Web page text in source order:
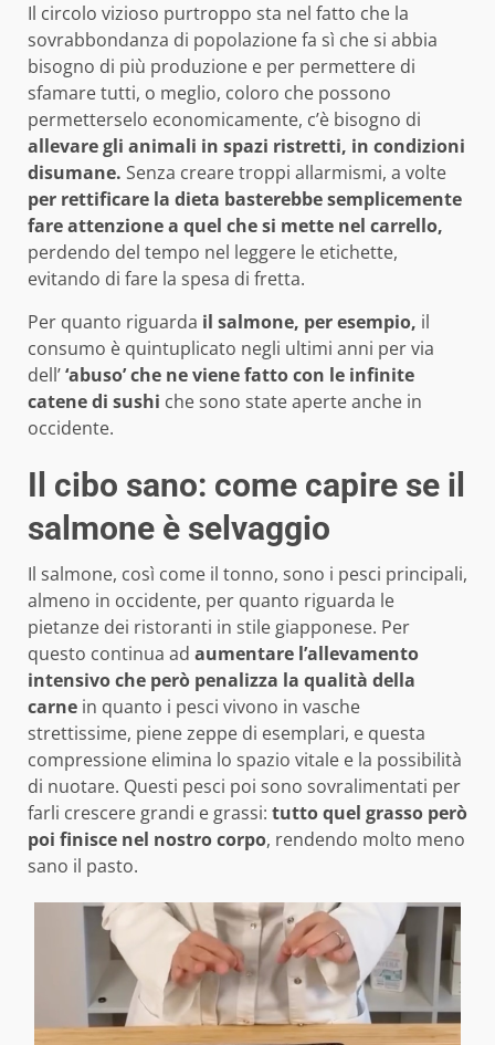
Il circolo vizioso purtroppo sta nel fatto che la
sovrabbondanza di popolazione fa sì che si abbia
bisogno di più produzione e per permettere di
sfamare tutti, o meglio, coloro che possono
permetterselo economicamente, c’è bisogno di
allevare gli animali in spazi ristretti, in condizioni
disumane. Senza creare troppi allarmismi, a volte
per rettificare la dieta basterebbe semplicemente
fare attenzione a quel che si mette nel carrello,
perdendo del tempo nel leggere le etichette,
evitando di fare la spesa di fretta.
Per quanto riguarda il salmone, per esempio, il
consumo è quintuplicato negli ultimi anni per via
dell’‘abuso’ che ne viene fatto con le infinite
catene di sushi che sono state aperte anche in
occidente.
Il cibo sano: come capire se il
salmone è selvaggio
Il salmone, così come il tonno, sono i pesci principali,
almeno in occidente, per quanto riguarda le
pietanze dei ristoranti in stile giapponese. Per
questo continua ad aumentare l’allevamento
intensivo che però penalizza la qualità della
carne in quanto i pesci vivono in vasche
strettissime, piene zeppe di esemplari, e questa
compressione elimina lo spazio vitale e la possibilità
di nuotare. Questi pesci poi sono sovralimentati per
farli crescere grandi e grassi: tutto quel grasso però
poi finisce nel nostro corpo, rendendo molto meno
sano il pasto.